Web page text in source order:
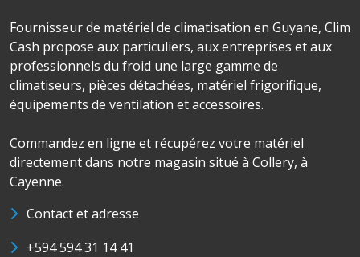
Fournisseur de matériel de climatisation en Guyane, Clim
Cash propose aux particuliers, aux entreprises et aux
professionnels du froid une large gamme de
climatiseurs, pièces détachées, matériel frigorifique,
équipements de ventilation et accessoires.
Commandez en ligne et récupérez votre matériel
directement dans notre magasin situé à Collery, à
Cayenne.
Contact et adresse
+594 594 31 14 41